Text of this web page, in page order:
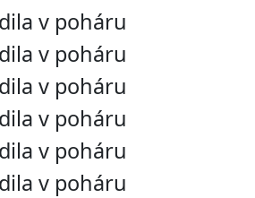
v poháru
v poháru
v poháru
v poháru
v poháru
v poháru